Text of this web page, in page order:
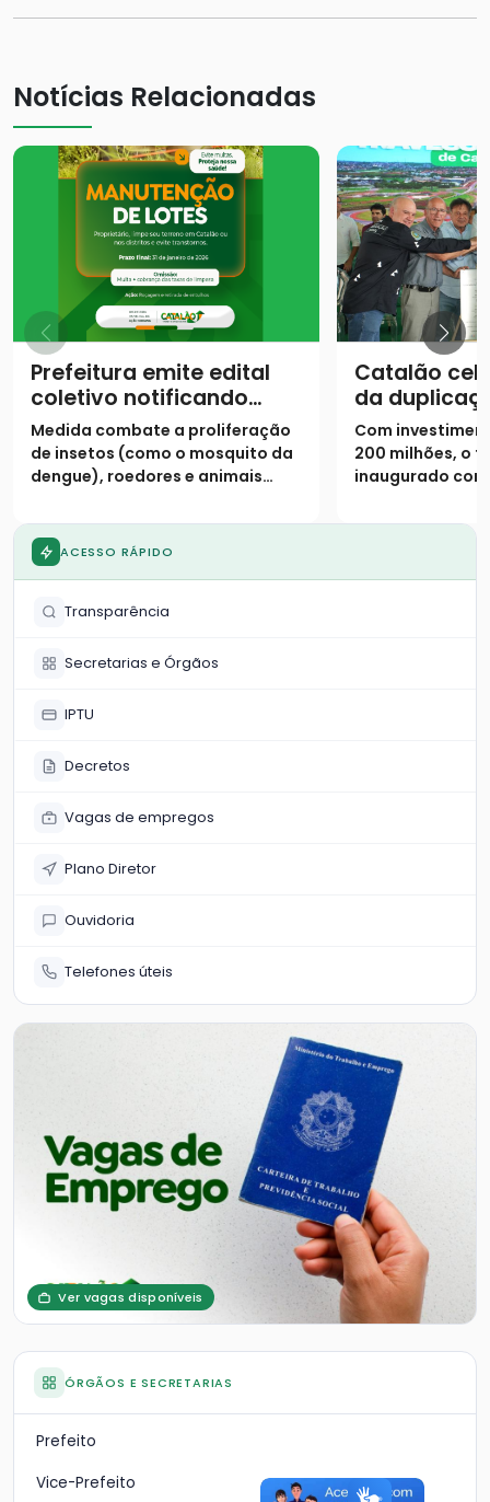
Notícias Relacionadas
Prefeitura emite edital
coletivo notificando
proprietários para
limpeza de lotes até 31
de janeiro
Medida combate a proliferação
de insetos (como o mosquito da
dengue), roedores e animais
Catalão
da
urbano da
Com
200 milhões, o
inaugurado
marginais e 9
ACESSO RÁPIDO
Transparência
Secretarias e Órgãos
IPTU
Decretos
Vagas de empregos
Plano Diretor
Ouvidoria
Telefones úteis
Ver vagas disponíveis
ÓRGÃOS E SECRETARIAS
Prefeito
Vice-Prefeito